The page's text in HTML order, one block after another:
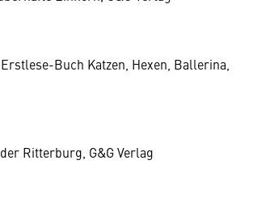
Buch Katzen, Hexen, Ballerina,
Ritterburg, G&G Verlag